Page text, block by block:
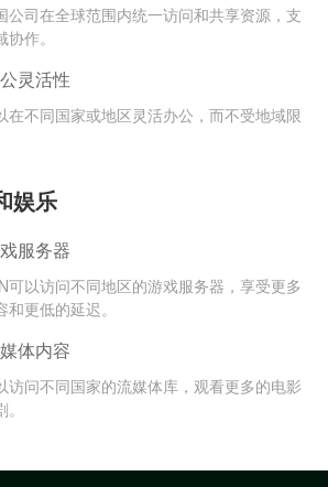
公司在全球范围内统一访问和共享资源，支
作。
灵活性
在不同国家或地区灵活办公，而不受地域限
娱乐
服务器
可以访问不同地区的游戏服务器，享受更多
和更低的延迟。
体内容
访问不同国家的流媒体库，观看更多的电影